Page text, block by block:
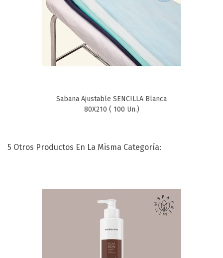
Sabana Ajustable SENCILLA Blanca
80X210 ( 100 Un.)
5 Otros Productos En La Misma Categoría: